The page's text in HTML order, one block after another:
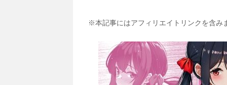
※本記事にはアフィリエイトリンクを含み